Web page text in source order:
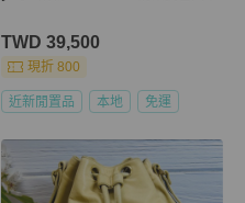
TWD 39,500
現折 800
近新閒置品 本地 免運